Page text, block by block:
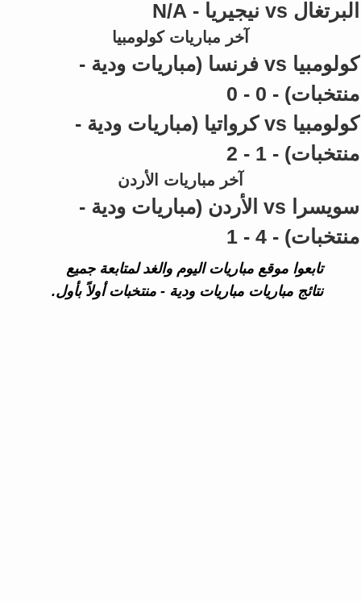
البرتغال vs نيجيريا - N/A
آخر مباريات كولومبيا
كولومبيا vs فرنسا (مباريات ودية -
منتخبات) - 0 - 0
كولومبيا vs كرواتيا (مباريات ودية -
منتخبات) - 1 - 2
آخر مباريات الأردن
سويسرا vs الأردن (مباريات ودية -
منتخبات) - 4 - 1
تابعوا موقع مباريات اليوم والغد لمتابعة جميع
نتائج مباريات مباريات ودية - منتخبات أولاً بأول.